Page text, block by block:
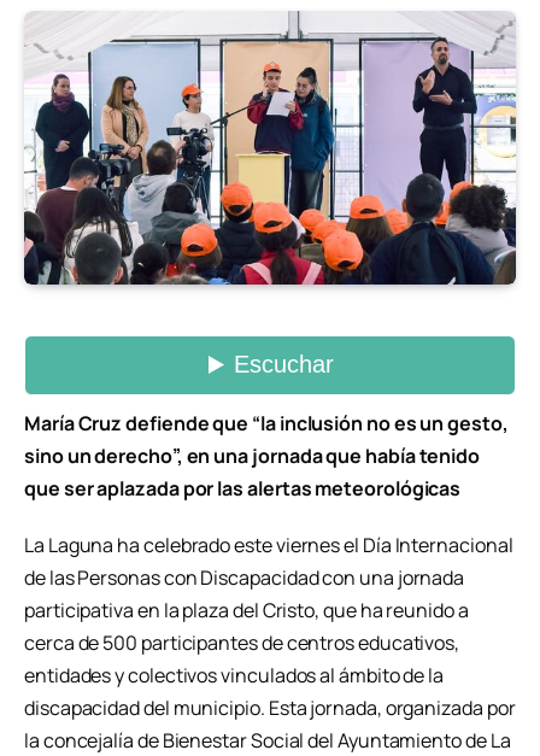
María Cruz defiende que “la inclusión no es un gesto,
sino un derecho”, en una jornada que había tenido
que ser aplazada por las alertas meteorológicas
La Laguna ha celebrado este viernes el Día Internacional
de las Personas con Discapacidad con una jornada
participativa en la plaza del Cristo, que ha reunido a
cerca de 500 participantes de centros educativos,
entidades y colectivos vinculados al ámbito de la
discapacidad del municipio. Esta jornada, organizada por
la concejalía de Bienestar Social del Ayuntamiento de La